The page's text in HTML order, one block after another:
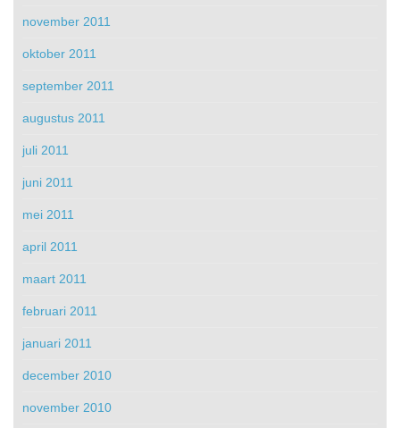
november 2011
oktober 2011
september 2011
augustus 2011
juli 2011
juni 2011
mei 2011
april 2011
maart 2011
februari 2011
januari 2011
december 2010
november 2010